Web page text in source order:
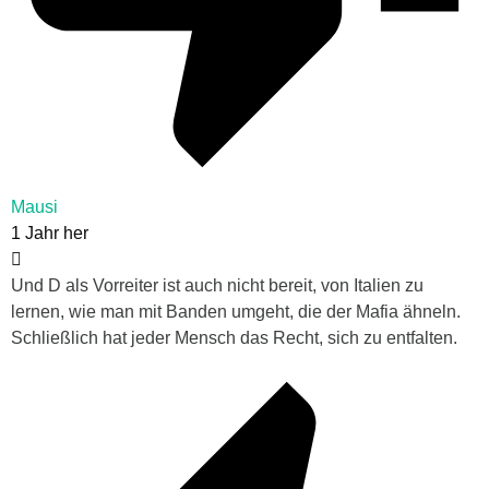
Mausi
1 Jahr her
Und D als Vorreiter ist auch nicht bereit, von Italien zu
lernen, wie man mit Banden umgeht, die der Mafia ähneln.
Schließlich hat jeder Mensch das Recht, sich zu entfalten.